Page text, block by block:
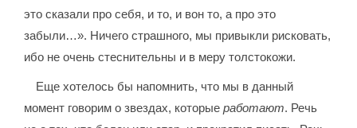
это сказали про себя, и то, и вон то, а про это
забыли…». Ничего страшного, мы привыкли рисковать,
ибо не очень стеснительны и в меру толстокожи.
Еще хотелось бы напомнить, что мы в данный
момент говорим о звездах, которыеработают. Речь